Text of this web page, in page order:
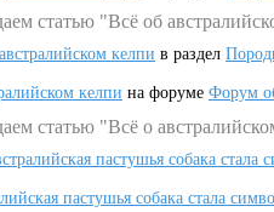
статью "Всё об
келпи в раздел
келпи на форуме Форум
статью "Всё о
пастушья собака
пастушья собака стала